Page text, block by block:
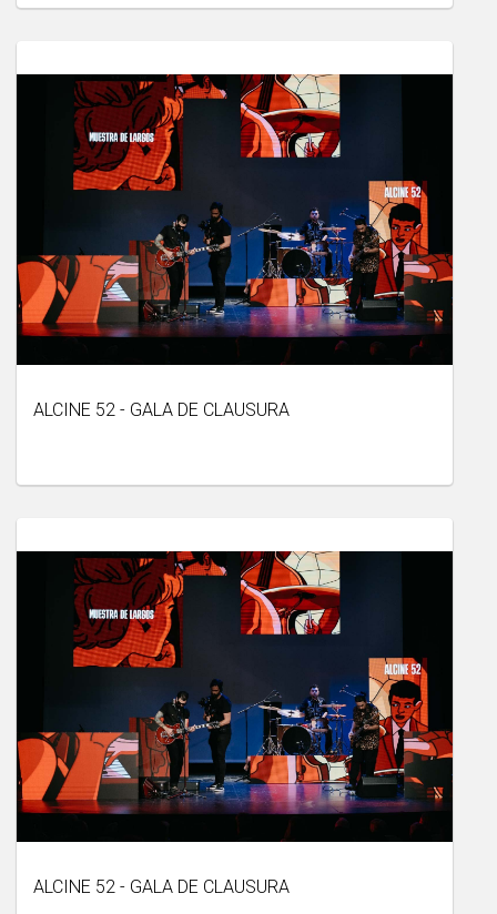
ALCINE 52 - GALA DE CLAUSURA
ALCINE 52 - GALA DE CLAUSURA